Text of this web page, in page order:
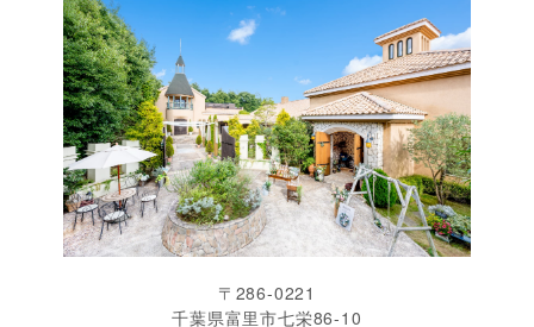
〒286-0221
千葉県富里市七栄86-10